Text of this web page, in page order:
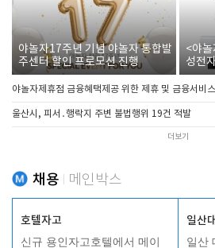
야놀자17주년 기념 야놀자 통합발
주센터 할인 프로모션 진행
<야
성전
야놀자제휴점 금융혜택제공 위한 제휴 및 금융서비스
울산시, 피서․행락지 주변 불법행위 19건 적발
더보기
채용 메인박스
호텔자고
신규 용인자고호텔에서 메이
일산
일산